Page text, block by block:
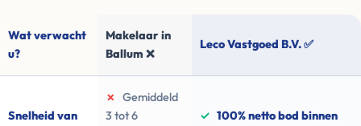
Wat verwacht
u?
Makelaar in
Ballum ❌
Leco Vastgoed B.V. ✅
Snelheid van
✗
Gemiddeld
3 tot 6
✓ 100% netto bod binnen